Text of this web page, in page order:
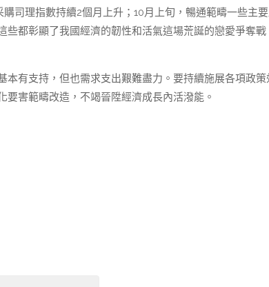
司理指數持續2個月上升；10月上旬，暢通範疇一些主
都彰顯了我國經濟的韌性和活氣這場荒誕的戀愛爭奪戰
本有支持，但也需求支出艱難盡力。要持續施展各項政策
害範疇改造，不竭晉陞經濟成長內活潑能。